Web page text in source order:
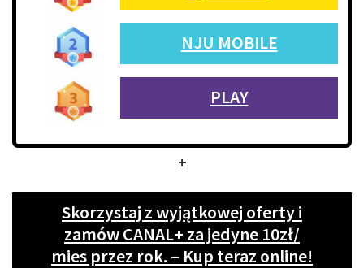
NJU MOBILE
PLAY
+
Skorzystaj z wyjątkowej oferty i
zamów CANAL+ za jedyne 10zł/
mies przez rok. – Kup teraz online!